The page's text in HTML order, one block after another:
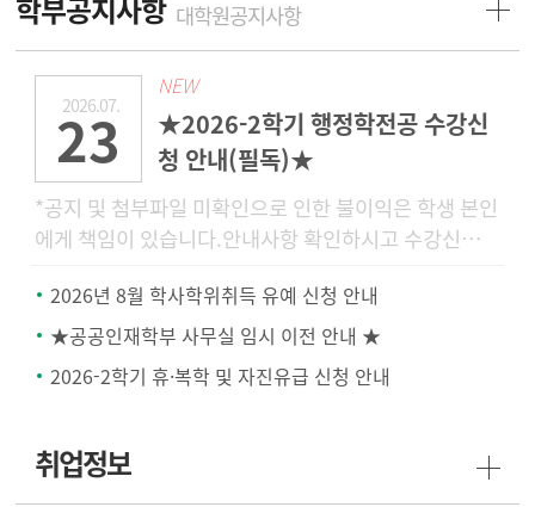
학부공지사항 대학원공지사항
2026.07.
23
NEW
★2026-2학기 행정학전공 수강신
청 안내(필독)★
*공지 및 첨부파일 미확인으로 인한 불이익은 학생 본인
에게 책임이 있습니다.안내사항 확인하시고 수강신청
해서는 문의
2026년 8월 학사학위취득 유예 신청 안내
★공공인재학부 사무실 임시 이전 안내 ★
2026-2학기 휴·복학 및 자진유급 신청 안내
취업정보